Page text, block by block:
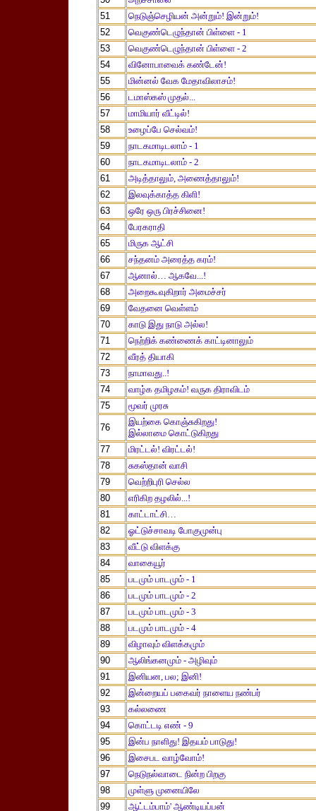
51
நெடுஞ்செழியன் அன்றும்! இன்றும்!
52
வெகுண்டெழுந்தான் பிள்ளை - 1
53
வெகுண்டெழுந்தான் பிள்ளை - 2
54
வினோபாவைக் கண்டேன்!
55
மின்னல் வேக மேதாவிலாசம்!
56
டமாஸ்கஸ் முதல்...
57
மாமியார் வீட்டில்!
58
உழைப்பே செல்வம்!
59
நாடகமாடிடலாம் - 1
60
நாடகமாடிடலாம் - 2
61
அடித்தாலும், அணைத்தாலும்!
62
இலவுக்காத்த கிளி!
63
ஒரே ஒரு பிரச்சினை!
64
பேரகராதி
65
மிருக ஆட்சி
66
சந்தனம் அரைத்த கரம்!
67
ஆனால்… ஆகவே...!
68
அறைகூவுகிறார் அமைச்சர்
69
வேதனை வெள்ளம்
70
காடு இது நாடு அல்ல!
71
நெற்றிக் கண்ணைக் காட்டினாலும்
72
வீரத் தியாகி
73
நாமாவது..!
74
வாழ்க தமிழகம்! வருக திராவிடம்
75
மூவர் முரசு
76
இயற்கை கொஞ்சுகிறது!
இல்லாமை கொட்டுகிறது
77
மிரட்டல்! விரட்டல்!
78
சுகஸ்தான் வாசி
79
வெற்றிபுரி செல்ல
80
எரிகிற தழலில்...!
81
காட்டாட்சி…
82
ஓட்டுச்சாவடி போகுமுன்பு
83
வீட்டு விளக்கு
84
வாகையூர்
85
படமும் பாடமும் - 1
86
படமும் பாடமும் - 2
87
படமும் பாடமும் - 3
88
படமும் பாடமும் - 4
89
விழாவும் விளக்கமும்
90
ஆலிங்கனமும் - அழிவும்
91
இனியன, பல; இனி!
92
இன்றையப் பகைவர் நாளைய நண்பர்
93
கல்லணை
94
கொட்டடி எண் - 9
95
இன்ப நாளிது! இதயம் பாடுது!
96
இசைபட வாழ்வோம்!
97
நெடுநல்வாடை நின்ற பிறகு
98
முள்ளு முனையிலே
99
ஆட்டம்பாம்' ஆண்டியப்பன்